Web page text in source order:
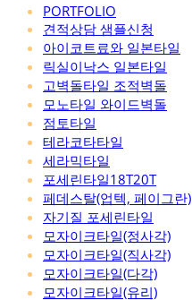
PORTFOLIO
견적상담 샘플신청
아이코트료와 일본타일
릭실이낙스 일본타일
고벽돌타일 조적벽돌
모노타일 와이드벽돌
점토타일
테라코타타일
세라믹타일
포세린타일18T20T
페데스탈(업텍, 페이그란)
자기질 포세린타일
모자이크타일(정사각)
모자이크타일(직사각)
모자이크타일(다각)
모자이크타일(유리)